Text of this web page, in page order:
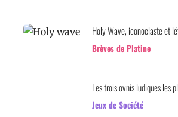
Holy Wave, iconoclaste et
Brèves de Platine
Les trois ovnis ludiques les
Jeux de Société